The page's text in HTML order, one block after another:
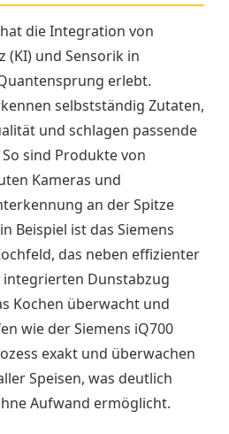
die Integration von
(KI) und Sensorik in
erlebt.
selbstständig Zutaten,
und schlagen passende
sind Produkte von
Kameras und
an der Spitze
Beispiel ist das Siemens
das neben effizienter
Dunstabzug
Kochen überwacht und
wie der Siemens iQ700
exakt und überwachen
Speisen, was deutlich
Aufwand ermöglicht.